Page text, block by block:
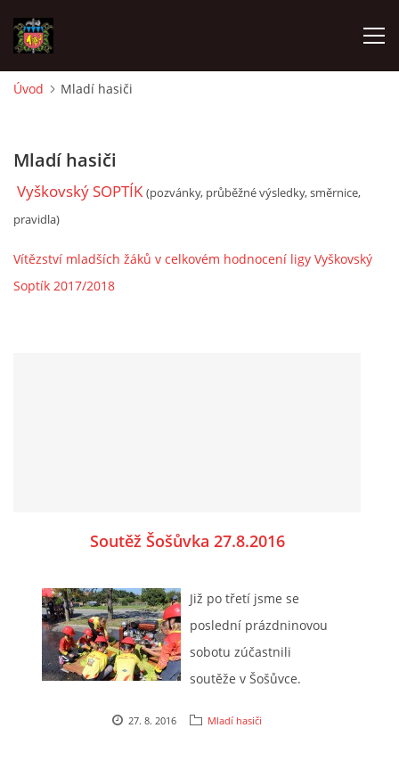
O SBORU
POZVÁNKY
VÝROČNÍ ZPRÁVY
DOTACE POSKYTNUTÁ Z ROZPOČTU JIHOMORAVSKÉHO
KRAJE
JEDNOTNÝ SYSTÉM VAROVÁNÍ A VYROZUMĚNÍ
Úvod Mladí hasiči
Mladí hasiči
Vyškovský SOPTÍK (pozvánky, průběžné výsledky, směrnice,
pravidla)
Vítězství mladších žáků v celkovém hodnocení ligy Vyškovský
Soptík 2017/2018
Soutěž Šošůvka 27.8.2016
Již po třetí jsme se
poslední prázdninovou
sobotu zúčastnili
soutěže v Šošůvce.
27. 8. 2016 Mladí hasiči